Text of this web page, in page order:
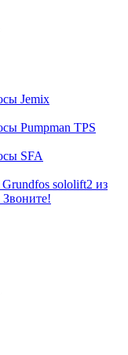
Jemix
Pumpman TPS
SFA
sololift2 из